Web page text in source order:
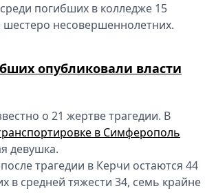
погибших в колледже 15
несовершеннолетних.
опубликовали власти
о 21 жертве трагедии. В
в Симферополь
девушка.
трагедии в Керчи остаются 44
в средней тяжести 34, семь крайне